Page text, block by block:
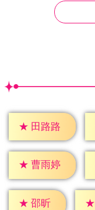
★ 田路路
★ 曹雨婷
★ 邵昕 ★